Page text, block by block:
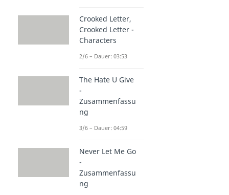
Crooked Letter,
Crooked Letter -
Characters
2/6 – Dauer: 03:53
The Hate U Give
-
Zusammenfassu
ng
3/6 – Dauer: 04:59
Never Let Me Go
-
Zusammenfassu
ng